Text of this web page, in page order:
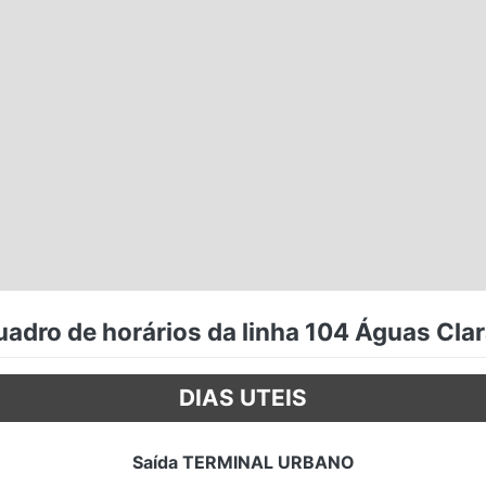
de horários da linha 104 Águas
DIAS UTEIS
Saída TERMINAL URBANO